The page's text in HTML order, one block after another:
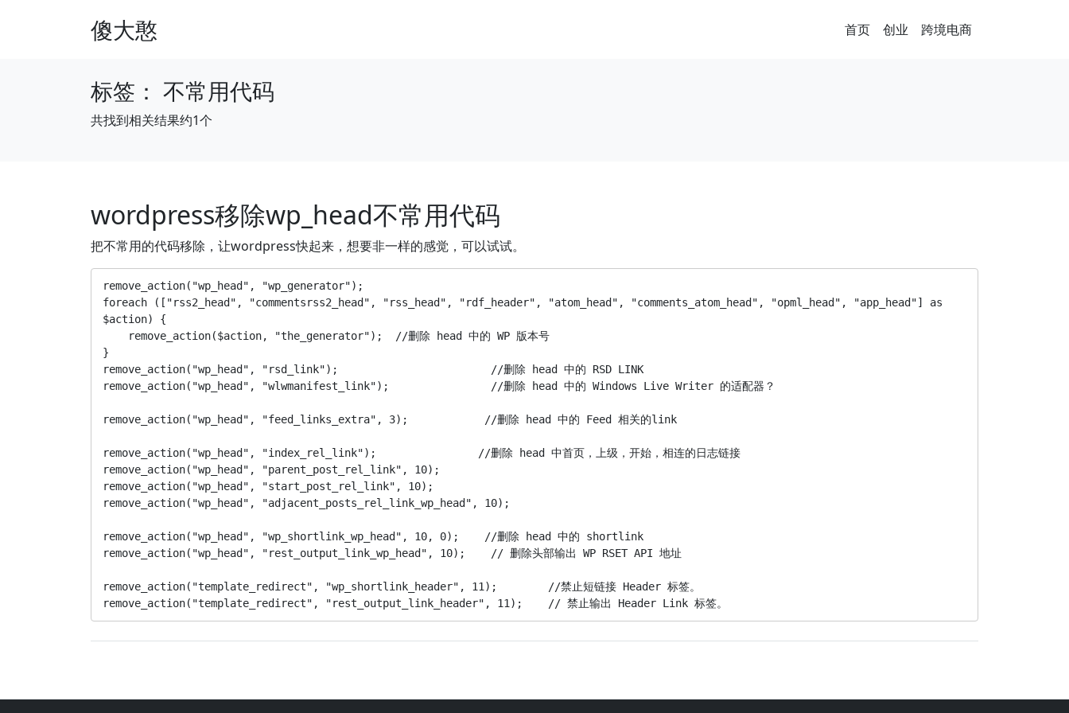
傻大憨 首页 创业 跨境电商
标签： 不常用代码
共找到相关结果约1个
wordpress移除wp_head不常用代码
把不常用的代码移除，让wordpress快起来，想要非一样的感觉，可以试试。
remove_action("wp_head", "wp_generator");
foreach (["rss2_head", "commentsrss2_head", "rss_head", "rdf_header", "atom_head", "comments_atom_head", "opml_head", "app_head"] as
$action) {
}
remove_action("wp_head", "rsd_link");                        //删除 head 中的 RSD LINK
remove_action("wp_head", "wlwmanifest_link");                //删除 head 中的 Windows Live Writer 的适配器？
remove_action("wp_head", "feed_links_extra", 3);            //删除 head 中的 Feed 相关的link
remove_action("wp_head", "index_rel_link");                //删除 head 中首页，上级，开始，相连的日志链接
remove_action("wp_head", "parent_post_rel_link", 10);
remove_action("wp_head", "start_post_rel_link", 10);
remove_action("wp_head", "adjacent_posts_rel_link_wp_head", 10);
remove_action("wp_head", "wp_shortlink_wp_head", 10, 0);    //删除 head 中的 shortlink
remove_action("wp_head", "rest_output_link_wp_head", 10);    // 删除头部输出 WP RSET API 地址
remove_action("template_redirect", "wp_shortlink_header", 11);        //禁止短链接 Header 标签。
remove_action("template_redirect", "rest_output_link_header", 11);    // 禁止输出 Header Link 标签。